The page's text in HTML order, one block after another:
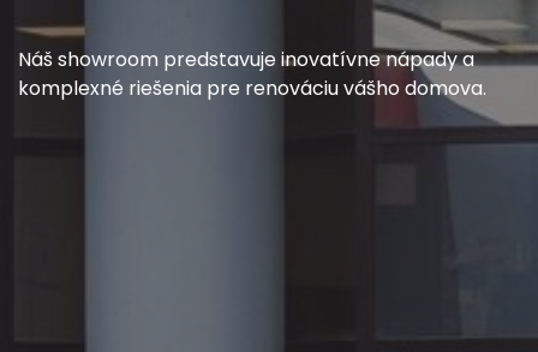
Náš showroom predstavuje inovatívne nápady a
komplexné riešenia pre renováciu vášho domova.